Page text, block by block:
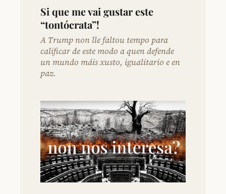
Si que me vai gustar este
“tontócrata”!
A Trump non lle faltou tempo para
calificar de este modo a quen defende
un mundo máis xusto, igualitario e en
paz.